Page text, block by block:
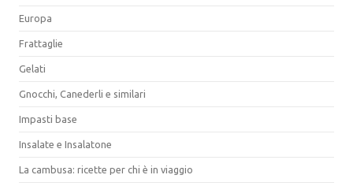
Europa
Frattaglie
Gelati
Gnocchi, Canederli e similari
Impasti base
Insalate e Insalatone
La cambusa: ricette per chi è in viaggio